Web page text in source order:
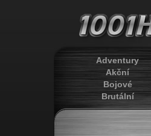
Adventury
Akční
Bojové
Brutální